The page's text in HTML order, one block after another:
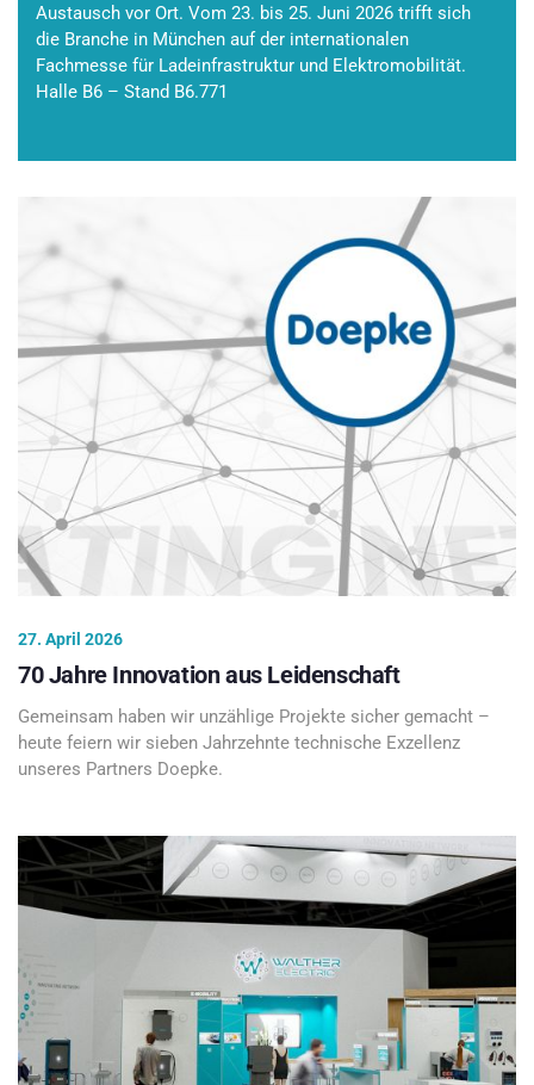
Austausch vor Ort. Vom 23. bis 25. Juni 2026 trifft sich
die Branche in München auf der internationalen
Fachmesse für Ladeinfrastruktur und Elektromobilität.
Halle B6 – Stand B6.771
27. April 2026
70 Jahre Innovation aus Leidenschaft
Gemeinsam haben wir unzählige Projekte sicher gemacht –
heute feiern wir sieben Jahrzehnte technische Exzellenz
unseres Partners Doepke.